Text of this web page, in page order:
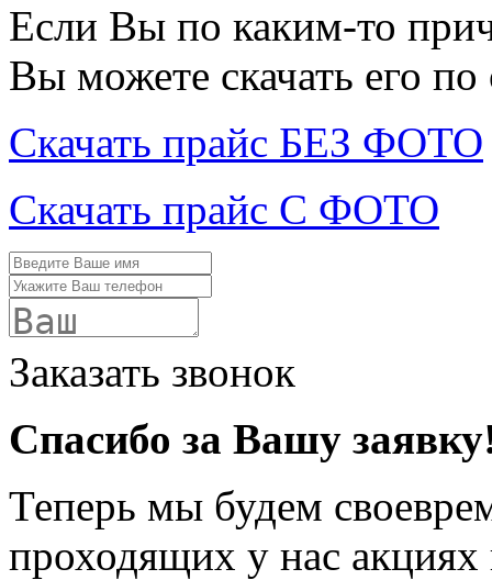
Если Вы по каким-то
Вы можете скачать его
Скачать прайс БЕЗ ФОТО
Скачать прайс С ФОТО
Заказать звонок
Спасибо за Вашу
Теперь мы будем
проходящих у нас